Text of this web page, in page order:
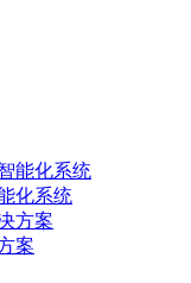
化系统
案